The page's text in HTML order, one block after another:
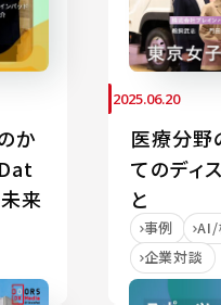
か
来
2025.06.20
医療分
てのディ
と
事例 AI/
企業対談